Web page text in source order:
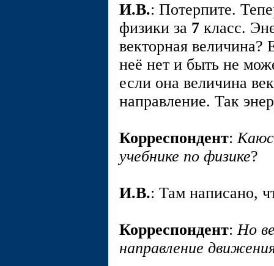
И.В.: Потерпите.
физики за 7 класс.
векторная величина?
неё нет и быть не
если она величина
направление. Так
Корреспондент:
учебнике по физике?
И.В.: Там написано,
Корреспондент:Но
направление